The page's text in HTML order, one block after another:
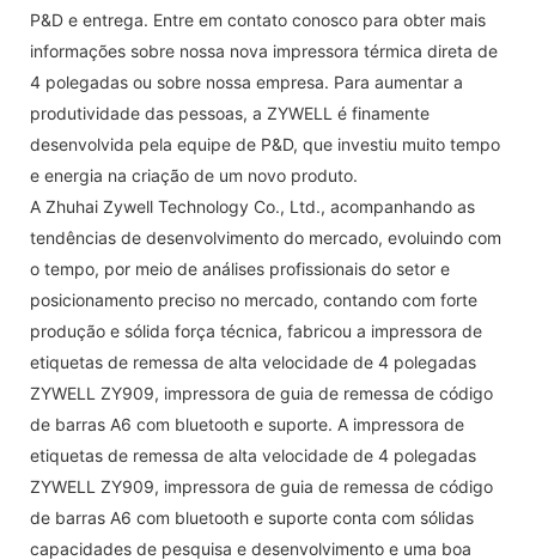
P&D e entrega. Entre em contato conosco para obter mais
informações sobre nossa nova impressora térmica direta de
4 polegadas ou sobre nossa empresa. Para aumentar a
produtividade das pessoas, a ZYWELL é finamente
desenvolvida pela equipe de P&D, que investiu muito tempo
e energia na criação de um novo produto.
A Zhuhai Zywell Technology Co., Ltd., acompanhando as
tendências de desenvolvimento do mercado, evoluindo com
o tempo, por meio de análises profissionais do setor e
posicionamento preciso no mercado, contando com forte
produção e sólida força técnica, fabricou a impressora de
etiquetas de remessa de alta velocidade de 4 polegadas
ZYWELL ZY909, impressora de guia de remessa de código
de barras A6 com bluetooth e suporte. A impressora de
etiquetas de remessa de alta velocidade de 4 polegadas
ZYWELL ZY909, impressora de guia de remessa de código
de barras A6 com bluetooth e suporte conta com sólidas
capacidades de pesquisa e desenvolvimento e uma boa